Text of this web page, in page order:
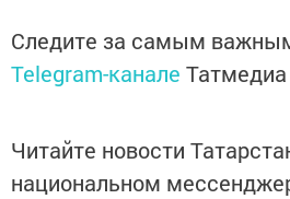
Следите за самым
Telegram-канале Татмедиа
Читайте новости
национальном